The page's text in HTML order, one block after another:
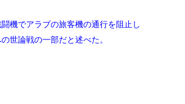
機でアラブの旅客機の通行を阻止し
世論戦の一部だと述べた。